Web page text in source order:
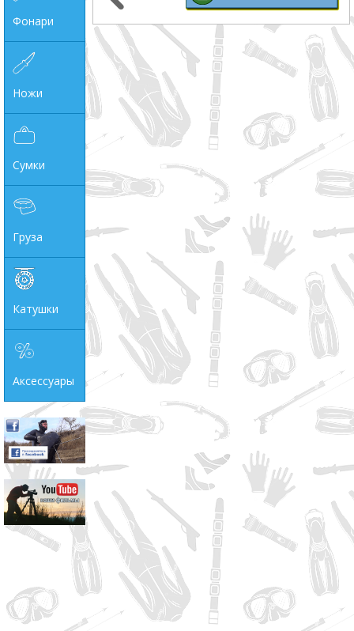
Фонари
Ножи
Сумки
Груза
Катушки
Аксессуары